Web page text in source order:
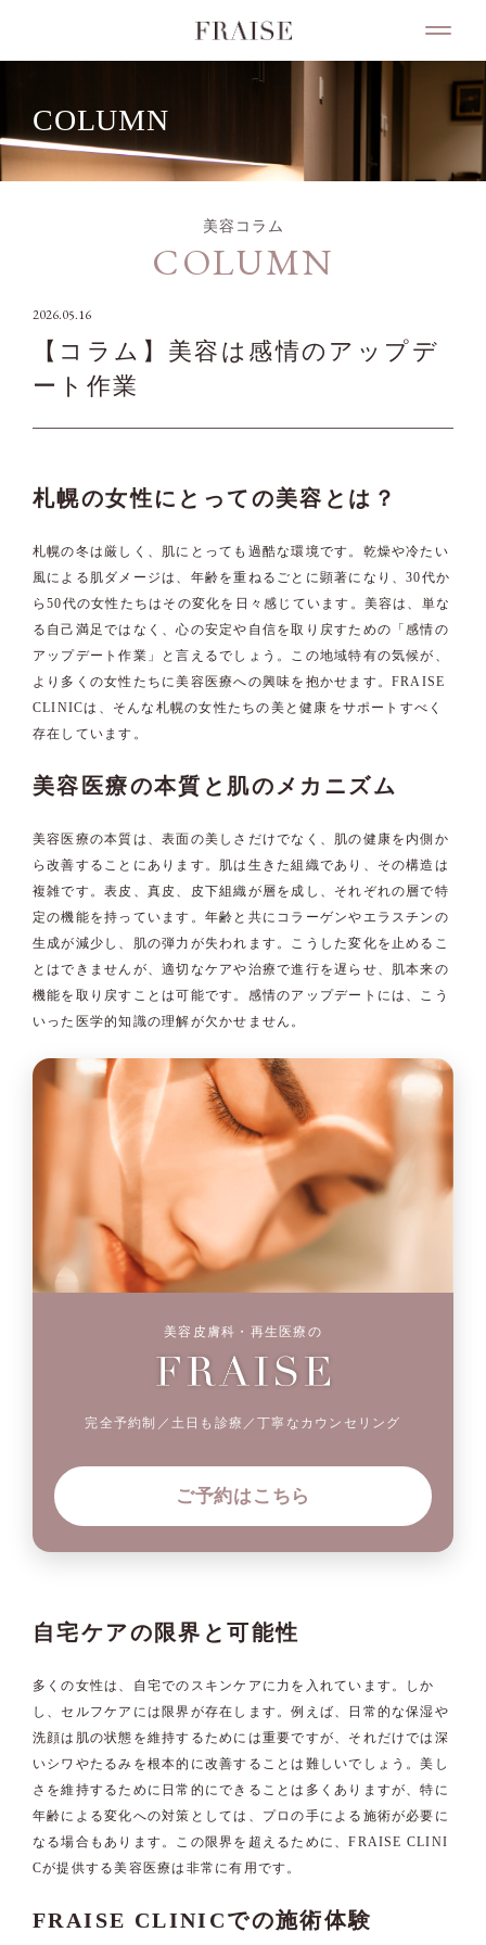
COLUMN
美容コラム
COLUMN
2026.05.16
【コラム】美容は感情のアップデ
ート作業
札幌の女性にとっての美容とは？
札幌の冬は厳しく、肌にとっても過酷な環境です。乾燥や冷たい
風による肌ダメージは、年齢を重ねるごとに顕著になり、30代か
ら50代の女性たちはその変化を日々感じています。美容は、単な
る自己満足ではなく、心の安定や自信を取り戻すための「感情の
アップデート作業」と言えるでしょう。この地域特有の気候が、
より多くの女性たちに美容医療への興味を抱かせます。FRAISE
CLINICは、そんな札幌の女性たちの美と健康をサポートすべく
存在しています。
美容医療の本質と肌のメカニズム
美容医療の本質は、表面の美しさだけでなく、肌の健康を内側か
ら改善することにあります。肌は生きた組織であり、その構造は
複雑です。表皮、真皮、皮下組織が層を成し、それぞれの層で特
定の機能を持っています。年齢と共にコラーゲンやエラスチンの
生成が減少し、肌の弾力が失われます。こうした変化を止めるこ
とはできませんが、適切なケアや治療で進行を遅らせ、肌本来の
機能を取り戻すことは可能です。感情のアップデートには、こう
いった医学的知識の理解が欠かせません。
美容皮膚科・再生医療の
完全予約制／土日も診療／丁寧なカウンセリング
ご予約はこちら
自宅ケアの限界と可能性
多くの女性は、自宅でのスキンケアに力を入れています。しか
し、セルフケアには限界が存在します。例えば、日常的な保湿や
洗顔は肌の状態を維持するためには重要ですが、それだけでは深
いシワやたるみを根本的に改善することは難しいでしょう。美し
さを維持するために日常的にできることは多くありますが、特に
年齢による変化への対策としては、プロの手による施術が必要に
なる場合もあります。この限界を超えるために、FRAISE CLINI
Cが提供する美容医療は非常に有用です。
FRAISE CLINICでの施術体験